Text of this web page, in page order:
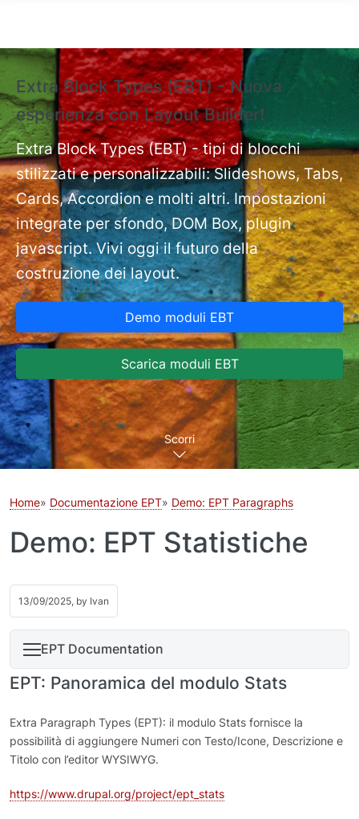
Extra Block Types (EBT) - Nuova
esperienza con Layout Builder❗
Extra Block Types (EBT) - tipi di blocchi
stilizzati e personalizzabili: Slideshows, Tabs,
Cards, Accordion e molti altri. Impostazioni
integrate per sfondo, DOM Box, plugin
javascript. Vivi oggi il futuro della
costruzione dei layout.
Demo moduli EBT
Scarica moduli EBT
Scorri
Home Documentazione EPT Demo: EPT Paragraphs
Demo: EPT Statistiche
13/09/2025, by Ivan
EPT Documentation
EPT: Panoramica del modulo Stats
Extra Paragraph Types (EPT): il modulo Stats fornisce la
possibilità di aggiungere Numeri con Testo/Icone, Descrizione e
Titolo con l’editor WYSIWYG.
https://www.drupal.org/project/ept_stats